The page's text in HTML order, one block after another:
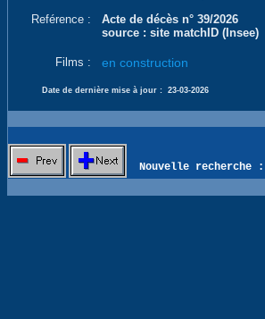
Reférence :
Acte de décès n° 39/2026
source : site matchID (Insee)
Films : en construction
Date de dernière mise à jour : 23-03-2026
Nouvelle recherche :